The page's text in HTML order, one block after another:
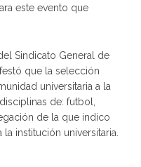
este evento que
Sindicato General de
que la selección
universitaria a la
de: futbol,
de la que indico
institución universitaria.